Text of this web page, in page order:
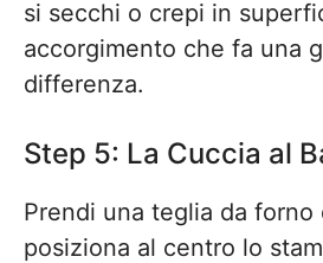
si secchi o crepi in
accorgimento che fa una
differenza.
Step 5: La Cuccia al
Prendi una teglia da forno
posiziona al centro lo